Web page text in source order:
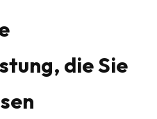
die Sie